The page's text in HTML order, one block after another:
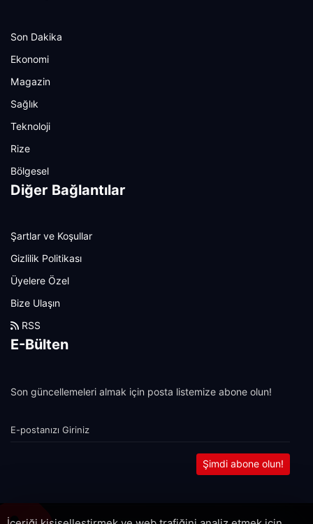
Son Dakika
Ekonomi
Magazin
Sağlık
Teknoloji
Rize
Bölgesel
Diğer Bağlantılar
Şartlar ve Koşullar
Gizlilik Politikası
Üyelere Özel
Bize Ulaşın
RSS
E-Bülten
Son güncellemeleri almak için posta listemize abone olun!
Şimdi abone olun!